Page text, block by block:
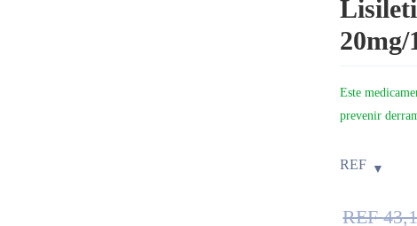
Este
prevenir
REF
REF